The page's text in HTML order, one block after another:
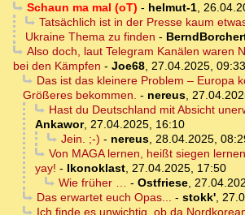
Schaun ma mal (oT) - helmut-1,
Tatsächlich ist in der Presse kaum
Ukraine Thema zu finden -
Also doch, laut Telegram Kanälen waren
bei den Kämpfen - Joe68, 27.04.2025, 09:33
Das ist das kleinere Problem – Europa
Größeres bekommen. - nereus,
Hast du Deutschland mit Absicht
Ankawor, 27.04.2025, 16:10
Jein. ;-) - nereus, 28.04.2025,
Von MAGA lernen, heißt siegen
yay! - Ikonoklast, 27.04.2025, 17:50
Wie früher … - Ostfriese,
Das erwartet euch Opas... - stokk',
Ich finde es unwichtig, ob da